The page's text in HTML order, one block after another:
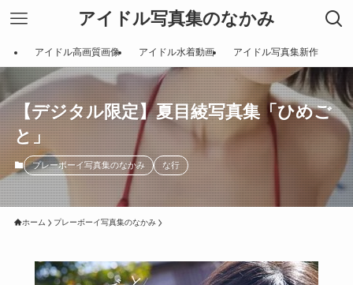
アイドル写真集のなかみ
アイドル高画質画像 アイドル水着動画 アイドル写真集新作
【デジタル限定】夏目綾写真集「ひめご
と」
プレーボーイ写真集のなかみ な行
ホーム プレーボーイ写真集のなかみ